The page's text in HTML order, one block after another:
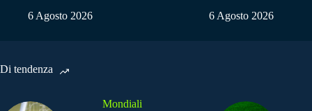
6 Agosto 2026
6 Agosto 2026
Di tendenza
Mondiali